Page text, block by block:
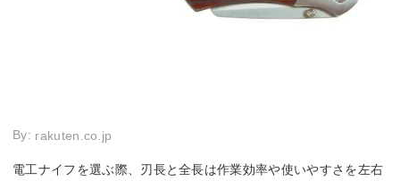
By: rakuten.co.jp
電工ナイフを選ぶ際、刃長と全長は作業効率や使いやすさを左右